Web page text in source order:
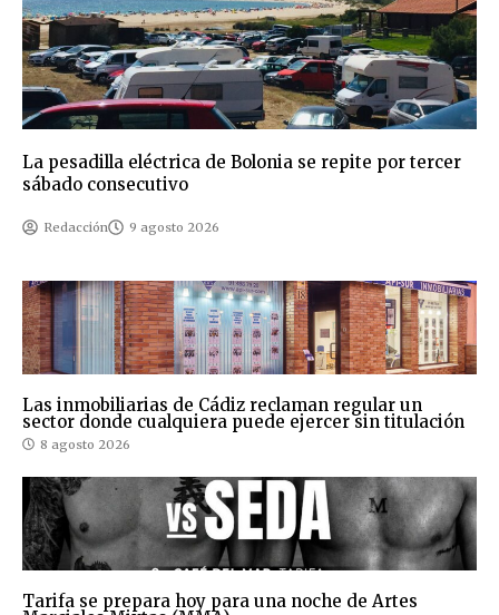
La pesadilla eléctrica de Bolonia se repite por tercer
sábado consecutivo
Redacción 9 agosto 2026
Las inmobiliarias de Cádiz reclaman regular un
sector donde cualquiera puede ejercer sin titulación
8 agosto 2026
Tarifa se prepara hoy para una noche de Artes